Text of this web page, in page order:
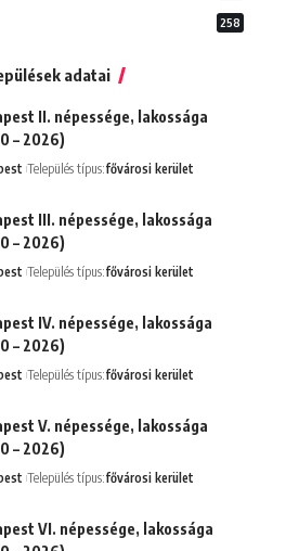
258
adatai
II. népessége, lakossága
– 2026)
Település típus:fővárosi kerület
III. népessége, lakossága
– 2026)
Település típus:fővárosi kerület
IV. népessége, lakossága
– 2026)
Település típus:fővárosi kerület
V. népessége, lakossága
– 2026)
Település típus:fővárosi kerület
VI. népessége, lakossága